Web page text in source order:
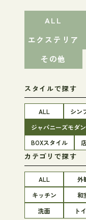
ALL
エクステリア
その他
スタイルで探す
ALL シン
ジャパニーズモダン
BOXスタイル
カテゴリで探す
ALL 外
キッチン
和
洗面
ト